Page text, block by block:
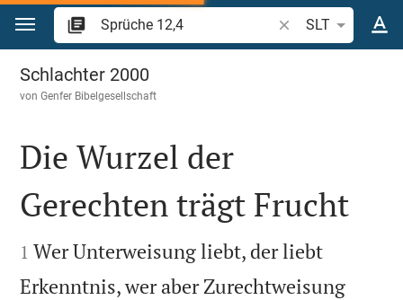
Zum Inhalt springen
Bibelstelle oder
SLT
Sprüche 12
Schlachter 2000
vonGenfer Bibelgesellschaft

Die Wurzel der
Gerechten trägt Frucht

1 Wer Unterweisung liebt, der liebt
Erkenntnis, wer aber Zurechtweisung